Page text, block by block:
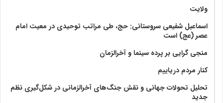
ولايت‏
اسماعیل شفیعی سروستانی: حج، طی مراتب توحیدی در معیت امام
عصر (عج) است
منجی گرایی بر پرده سینما و آخرالزمان
کنار مردم دریاییم
تحلیل تحولات جهانی و نقش جنگ‌های آخرالزمانی در شکل‌گیری نظم
جدید